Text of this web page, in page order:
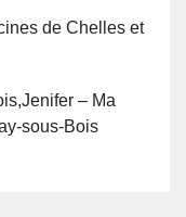
de Chelles et
– Ma
sous-Bois